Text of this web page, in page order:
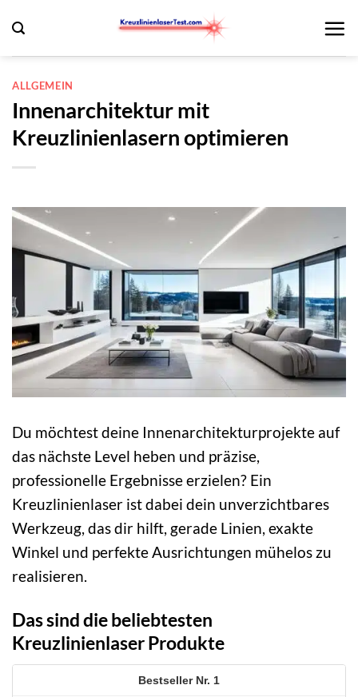
Inhalt
springen
ALLGEMEIN
Innenarchitektur mit
Kreuzlinienlasern optimieren
Du möchtest deine Innenarchitekturprojekte auf
das nächste Level heben und präzise,
professionelle Ergebnisse erzielen? Ein
Kreuzlinienlaser ist dabei dein unverzichtbares
Werkzeug, das dir hilft, gerade Linien, exakte
Winkel und perfekte Ausrichtungen mühelos zu
realisieren.
Das sind die beliebtesten
Kreuzlinienlaser Produkte
1